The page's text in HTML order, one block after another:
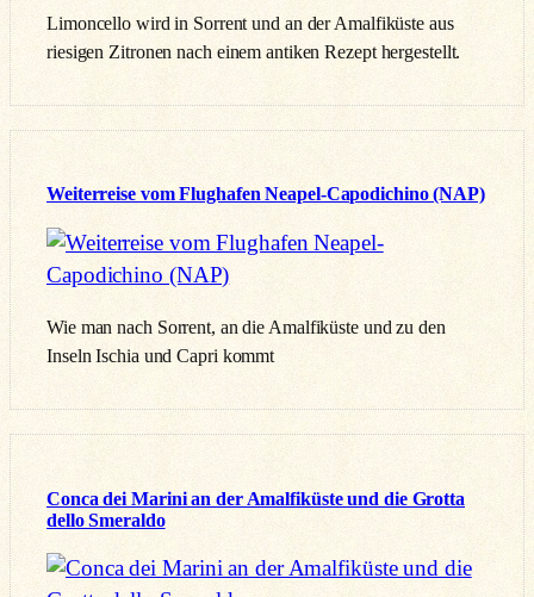
Limoncello wird in Sorrent und an der Amalfiküste aus
riesigen Zitronen nach einem antiken Rezept hergestellt.
Weiterreise vom Flughafen Neapel-Capodichino (NAP)
Wie man nach Sorrent, an die Amalfiküste und zu den
Inseln Ischia und Capri kommt
Conca dei Marini an der Amalfiküste und die Grotta
dello Smeraldo